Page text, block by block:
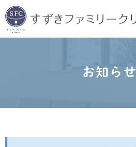
お知らせ